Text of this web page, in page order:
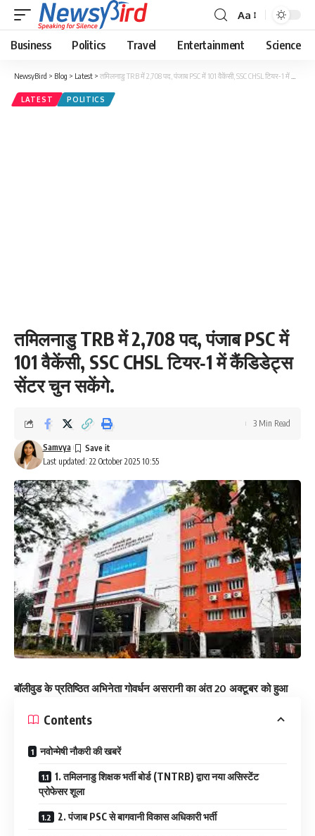
Aa
Business Politics Travel Entertainment Science
NewsyBird > Blog > Latest > तमिलनाडु TRB में 2,708 पद, पंजाब PSC में 101 वैकेंसी, SSC CHSL टियर‑1 में कैंडिडेट्स सेंटर चुन सकेंगे.
LATEST POLITICS
तमिलनाडु TRB में 2,708 पद, पंजाब PSC में
101 वैकेंसी, SSC CHSL टियर‑1 में कैंडिडेट्स
सेंटर चुन सकेंगे.
Last updated: 22 October 2025 10:55
Samvya
3 Min Read
बॉलीवुड के प्रतिष्ठित अभिनेता गोवर्धन असरानी का अंत 20 अक्टूबर को हुआ
Contents
नवोन्मेषी नौकरी की खबरें
1. तमिलनाडु शिक्षक भर्ती बोर्ड (TNTRB) द्वारा नया असिस्टेंट
प्रोफेसर शूला
2. पंजाब PSC से बागवानी विकास अधिकारी भर्ती